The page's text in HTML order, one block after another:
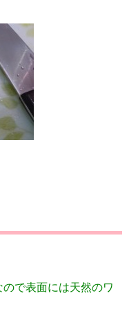
ので表面には天然のワ